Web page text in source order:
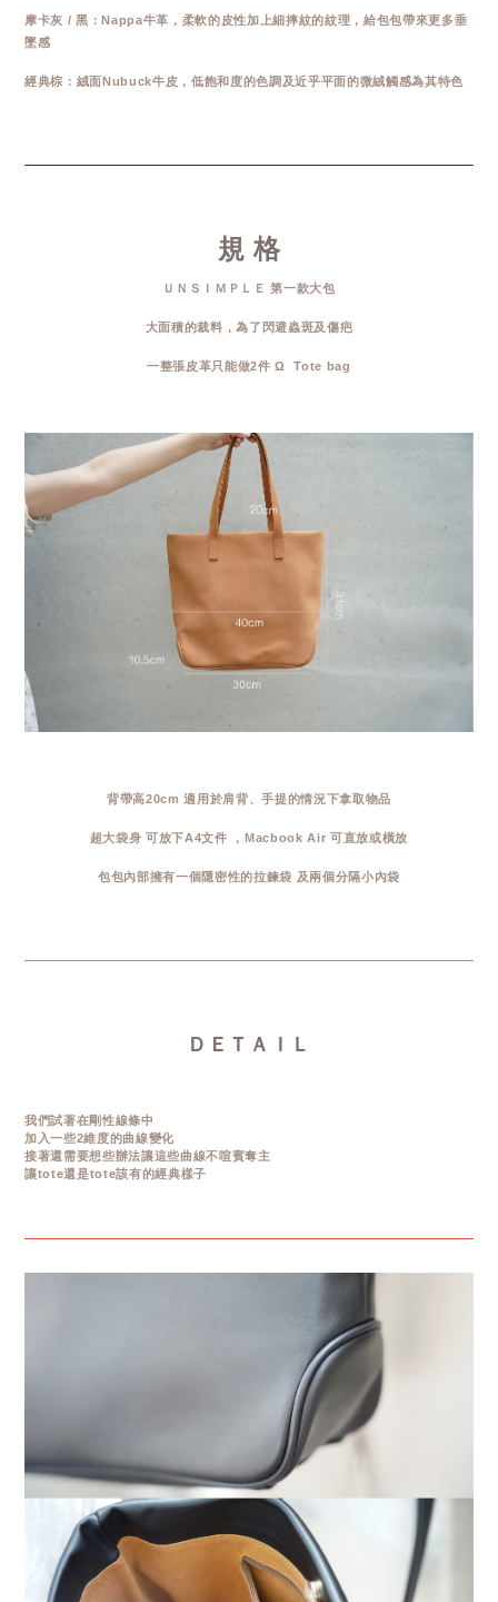
摩卡灰 / 黑：Nappa牛革，柔軟的皮性加上細摔紋的紋理，給包包帶來更多垂
墜感
經典棕：絨面Nubuck牛皮，低飽和度的色調及近乎平面的微絨觸感為其特色
規 格
ＵＮＳＩＭＰＬＥ 第一款大包
大面積的裁料，為了閃避蟲斑及傷疤
一整張皮革只能做2件 Ω Tote bag
背帶高20cm 適用於肩背、手提的情況下拿取物品
超大袋身 可放下A4文件 ，Macbook Air 可直放或橫放
包包內部擁有一個隱密性的拉鍊袋 及兩個分隔小內袋
ＤＥＴＡＩＬ
我們試著在剛性線條中
加入一些2維度的曲線變化
接著還需要想些辦法讓這些曲線不喧賓奪主
讓tote還是tote該有的經典樣子